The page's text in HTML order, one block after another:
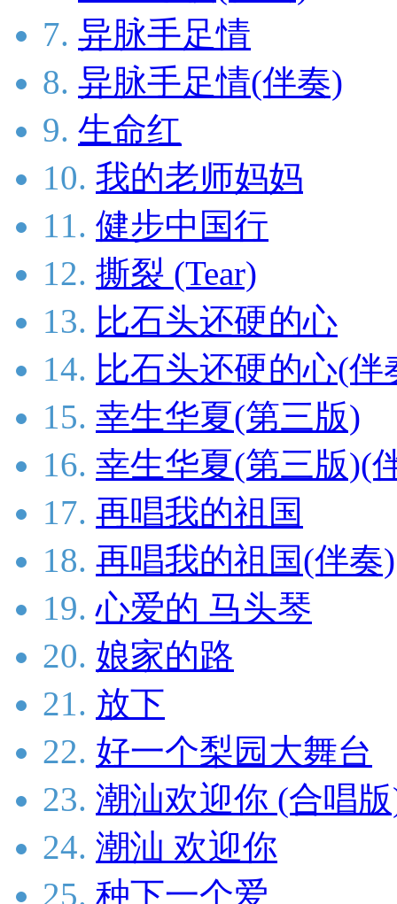
7. 异脉手足情
8. 异脉手足情(伴奏)
9. 生命红
10. 我的老师妈妈
11. 健步中国行
12. 撕裂 (Tear)
13. 比石头还硬的心
14. 比石头还硬的心(伴
15. 幸生华夏(第三版)
16. 幸生华夏(第三版)(
17. 再唱我的祖国
18. 再唱我的祖国(伴奏)
19. 心爱的 马头琴
20. 娘家的路
21. 放下
22. 好一个梨园大舞台
23. 潮汕欢迎你 (合唱
24. 潮汕 欢迎你
25. 种下一个爱